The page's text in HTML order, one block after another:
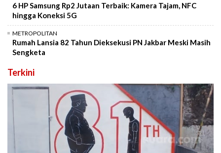
6 HP Samsung Rp2 Jutaan Terbaik: Kamera Tajam, NFC
hingga Koneksi 5G
METROPOLITAN
Rumah Lansia 82 Tahun Dieksekusi PN Jakbar Meski Masih
Sengketa
Terkini